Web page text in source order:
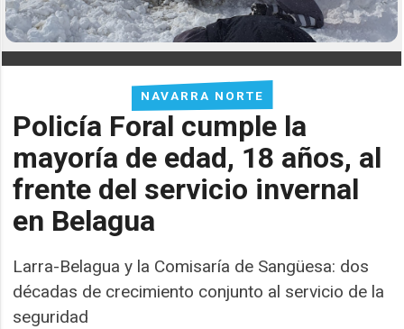
NAVARRA NORTE
Policía Foral cumple la
mayoría de edad, 18 años, al
frente del servicio invernal
en Belagua
Larra-Belagua y la Comisaría de Sangüesa: dos
décadas de crecimiento conjunto al servicio de la
seguridad